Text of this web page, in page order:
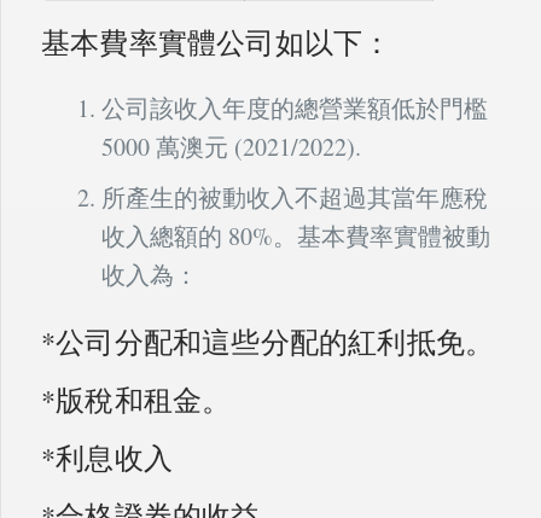
基本費率實體公司如以下：
公司該收入年度的總營業額低於門檻
5000 萬澳元 (2021/2022).
所產生的被動收入不超過其當年應稅
收入總額的 80%。基本費率實體被動
收入為：
*公司分配和這些分配的紅利抵免。
*版稅和租金。
*利息收入